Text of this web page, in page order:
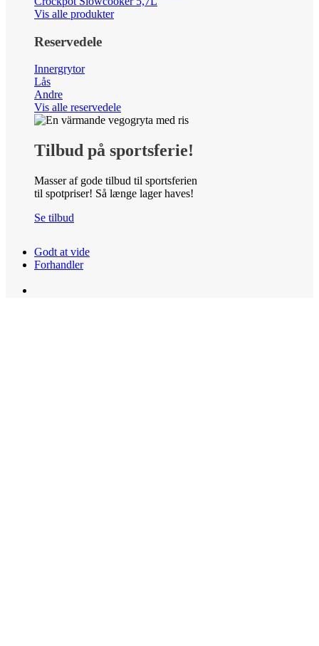
Vis alle produkter
Reservedele
Innergrytor
Lås
Andre
Vis alle reservedele
Tilbud på sportsferie!
Masser af gode tilbud til sportsferien
til spotpriser! Så længe lager haves!
Se tilbud
Godt at vide
Forhandler